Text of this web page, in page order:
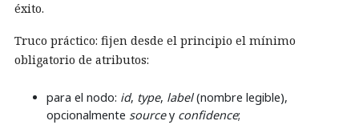
éxito.
Truco práctico: fijen desde el principio el mínimo
obligatorio de atributos:
para el nodo: id, type, label(nombre legible),
opcionalmente sourcey confidence;